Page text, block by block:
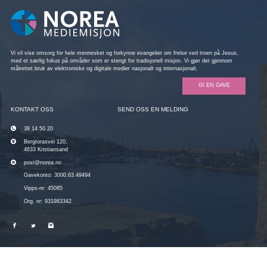
Vi vil vise omsorg for hele mennesket og forkynne evangeliet om frelse ved troen på Jesus,
med et særlig fokus på områder som er stengt for tradisjonell misjon. Vi gjør det gjennom
målrettet bruk av elektroniske og digitale medier nasjonalt og internasjonalt.
GI EN GAVE
KONTAKT OSS
38 14 50 20
Bergtorasvei 120,
4633 Kristiansand
post@norea.no
Gavekonto: 3000.63.49494
Vipps-nr: 45085
Org. nr: 931983342
SEND OSS EN MELDING